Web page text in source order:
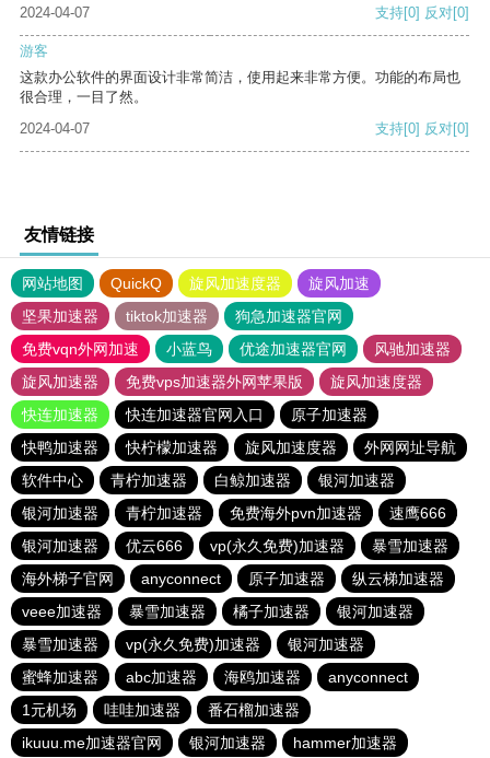
2024-04-07 支持[0] 反对[0]
游客
这款办公软件的界面设计非常简洁，使用起来非常方便。功能的布局也
很合理，一目了然。
2024-04-07
支持[0] 反对[0]
友情链接
网站地图 QuickQ 旋风加速度器
旋风加速
坚果加速器
tiktok加速器
狗急加速器官网
免费vqn外网加速
小蓝鸟 优途加速器官网
风驰加速器
旋风加速器
免费vps加速器外网苹果版
旋风加速度器
快连加速器
快连加速器官网入口
原子加速器
快鸭加速器
快柠檬加速器 旋风加速度器
外网网址导航
软件中心
青柠加速器 白鲸加速器
银河加速器
银河加速器
青柠加速器 免费海外pvn加速器
速鹰666
银河加速器
优云666 vp(永久免费)加速器
暴雪加速器
海外梯子官网
anyconnect 原子加速器
纵云梯加速器
veee加速器
暴雪加速器 橘子加速器
银河加速器
暴雪加速器
vp(永久免费)加速器
银河加速器
蜜蜂加速器
abc加速器 海鸥加速器
anyconnect
1元机场
哇哇加速器
番石榴加速器
ikuuu.me加速器官网
银河加速器 hammer加速器